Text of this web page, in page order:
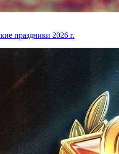
праздники 2026 г.